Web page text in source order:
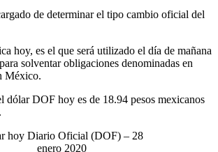
de determinar el tipo cambio oficial del
hoy, es el que será utilizado el día de mañana
solventar obligaciones denominadas en
México.
dólar DOF hoy es de 18.94 pesos mexicanos
hoy Diario Oficial (DOF) – 28
enero 2020